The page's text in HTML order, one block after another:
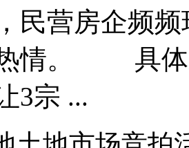
民营房企频
情。 具体
3宗 ...